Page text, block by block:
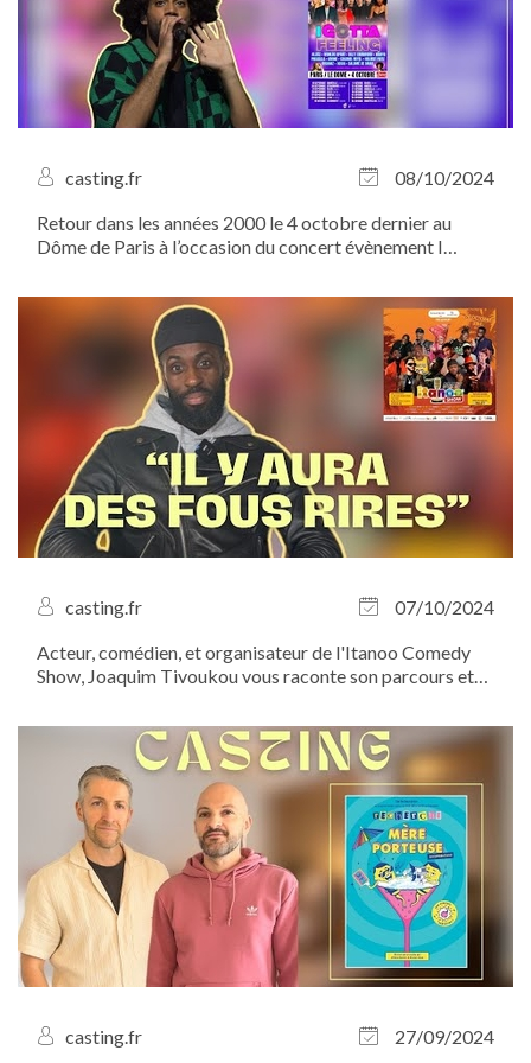
casting.fr
08/10/2024
Retour dans les années 2000 le 4 octobre dernier au
Dôme de Paris à l’occasion du concert évènement I
casting.fr
07/10/2024
Acteur, comédien, et organisateur de l'Itanoo Comedy
Show, Joaquim Tivoukou vous raconte son parcours et
incontournable du stand-up. Le 20 octobre prochain,
venez assister à un show réinventé, plein de...
casting.fr 27/09/2024